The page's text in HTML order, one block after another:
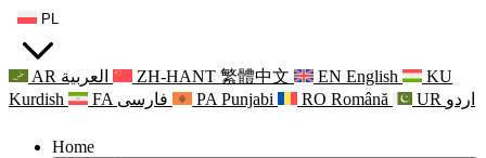
PL
AR العربية ZH-HANT 繁體中文 EN English
KU
Kurdish
FA فارسی PA Punjabi RO Română UR اردو
Home